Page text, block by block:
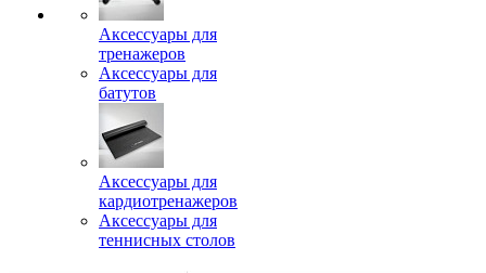
Аксессуары для
тренажеров
Аксессуары для
батутов
Аксессуары для
кардиотренажеров
Аксессуары для
теннисных столов